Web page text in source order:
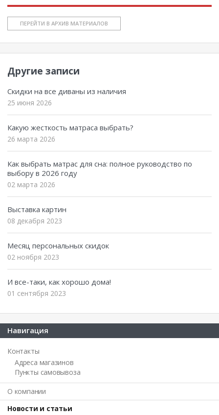
ПЕРЕЙТИ В АРХИВ МАТЕРИАЛОВ
Другие записи
Скидки на все диваны из наличия
25 июня 2026
Какую жесткость матраса выбрать?
26 марта 2026
Как выбрать матрас для сна: полное руководство по
выбору в 2026 году
02 марта 2026
Выставка картин
08 декабря 2023
Месяц персональных скидок
02 ноября 2023
И все-таки, как хорошо дома!
01 сентября 2023
Навигация
Контакты
Адреса магазинов
Пункты самовывоза
О компании
Новости и статьи